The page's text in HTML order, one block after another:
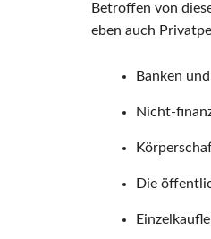
Betroffen von
eben auch
Banken
Nicht-
Die